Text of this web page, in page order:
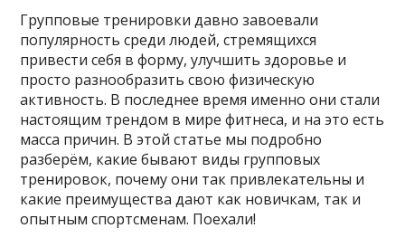
Групповые тренировки давно завоевали
популярность среди людей, стремящихся
привести себя в форму, улучшить здоровье и
просто разнообразить свою физическую
активность. В последнее время именно они стали
настоящим трендом в мире фитнеса, и на это есть
масса причин. В этой статье мы подробно
разберём, какие бывают виды групповых
тренировок, почему они так привлекательны и
какие преимущества дают как новичкам, так и
опытным спортсменам. Поехали!